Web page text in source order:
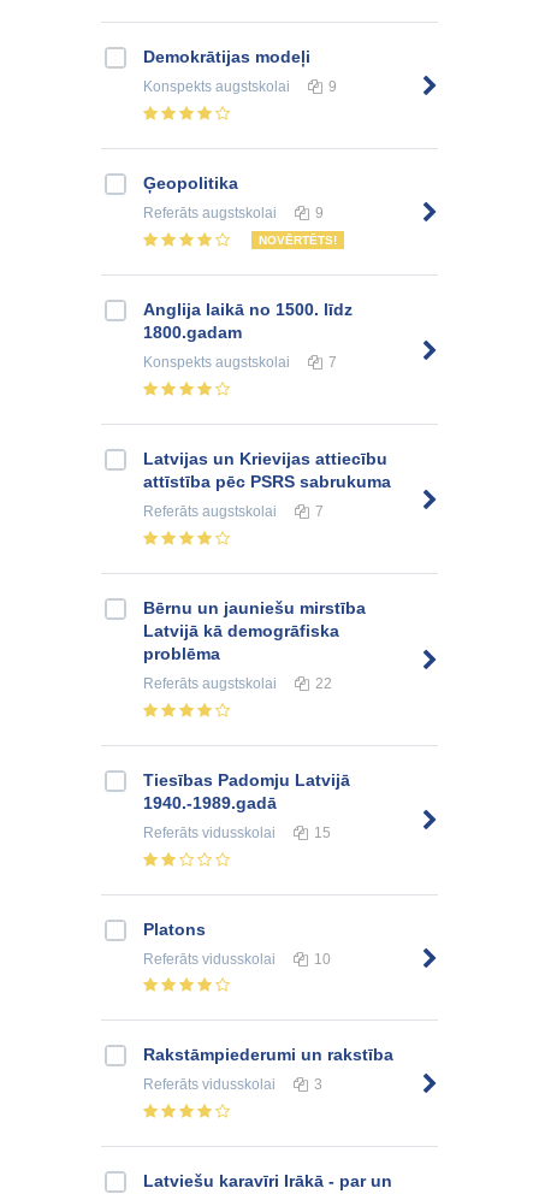
Demokrātijas modeļi
Konspekts augstskolai 9
Ģeopolitika
Referāts augstskolai 9
NOVĒRTĒTS!
Anglija laikā no 1500. līdz
1800.gadam
Konspekts augstskolai 7
Latvijas un Krievijas attiecību
attīstība pēc PSRS sabrukuma
Referāts augstskolai 7
Bērnu un jauniešu mirstība
Latvijā kā demogrāfiska
problēma
Referāts augstskolai 22
Tiesības Padomju Latvijā
1940.-1989.gadā
Referāts vidusskolai 15
Platons
Referāts vidusskolai 10
Rakstāmpiederumi un rakstība
Referāts vidusskolai 3
Latviešu karavīri Irākā - par un